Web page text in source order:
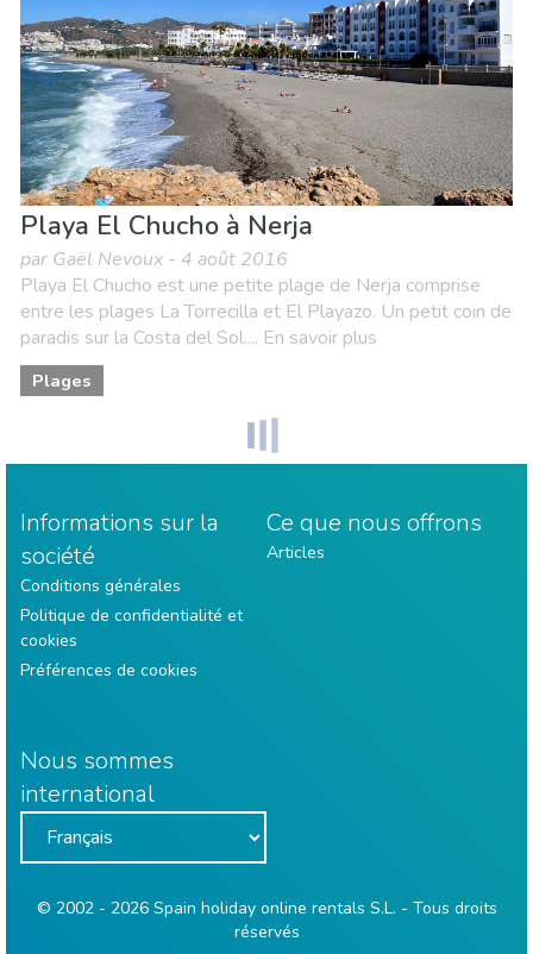
Playa El Chucho à Nerja
par Gaël Nevoux - 4 août 2016
Playa El Chucho est une petite plage de Nerja comprise
entre les plages La Torrecilla et El Playazo. Un petit coin de
paradis sur la Costa del Sol.... En savoir plus
Plages
Informations sur la
société
Conditions générales
Politique de confidentialité et
cookies
Préférences de cookies
Ce que nous offrons
Articles
Nous sommes
international
© 2002 - 2026 Spain holiday online rentals S.L. - Tous droits
réservés